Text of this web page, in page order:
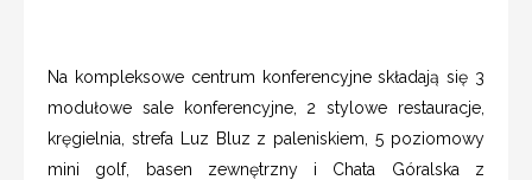
Na kompleksowe centrum konferencyjne składają się 3
modułowe sale konferencyjne, 2 stylowe restauracje,
kręgielnia, strefa Luz Bluz z paleniskiem, 5 poziomowy
mini golf, basen zewnętrzny i Chata Góralska z